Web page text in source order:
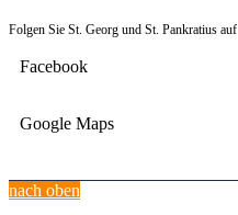
Folgen Sie St. Georg und St. Pankratius auf
Facebook
Google Maps
nach oben